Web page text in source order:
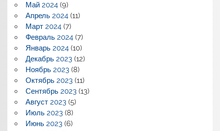
Май 2024(9)
Апрель 2024(11)
Март 2024(7)
Февраль 2024(7)
Январь 2024(10)
Декабрь 2023(12)
Ноябрь 2023(8)
Октябрь 2023(11)
Сентябрь 2023(13)
Август 2023(5)
Июль 2023(8)
Июнь 2023(6)